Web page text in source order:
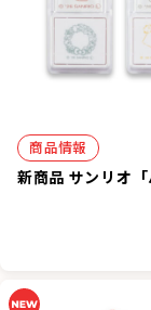
商品情報
新商品 サンリオ